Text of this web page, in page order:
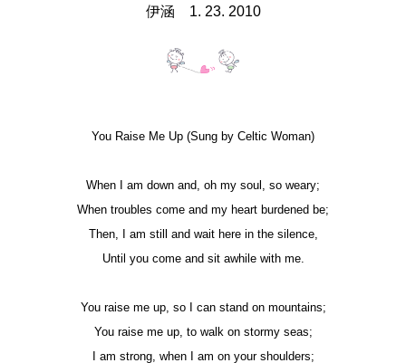
伊涵 1. 23. 2010
You Raise Me Up (Sung by Celtic Woman)
When I am down and, oh my soul, so weary;
When troubles come and my heart burdened be;
Then, I am still and wait here in the silence,
Until you come and sit awhile with me.
You raise me up, so I can stand on mountains;
You raise me up, to walk on stormy seas;
I am strong, when I am on your shoulders;